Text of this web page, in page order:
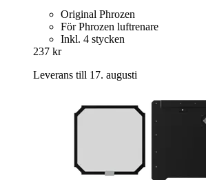
Original Phrozen
För Phrozen luftrenare
Inkl. 4 stycken
237 kr
Leverans till 17. augusti